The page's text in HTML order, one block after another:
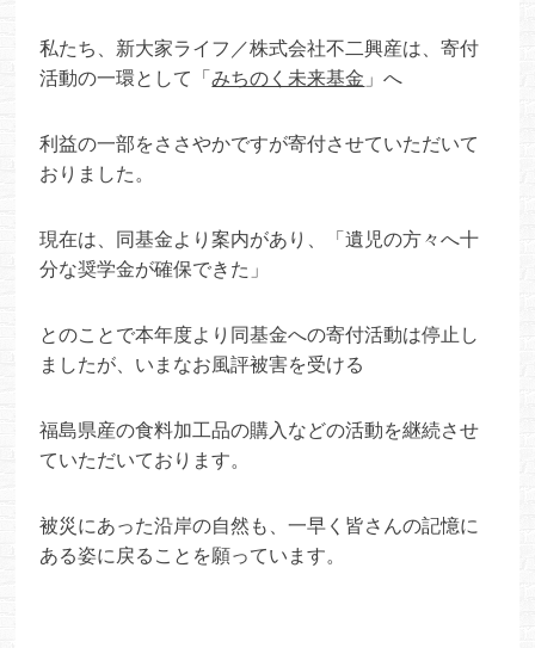
私たち、新大家ライフ／株式会社不二興産は、寄付
活動の一環として「みちのく未来基金 」へ
利益の一部をささやかですが寄付させていただいて
おりました。
現在は、同基金より案内があり、「遺児の方々へ十
分な奨学金が確保できた」
とのことで本年度より同基金への寄付活動は停止し
ましたが、いまなお風評被害を受ける
福島県産の食料加工品の購入などの活動を継続させ
ていただいております。
被災にあった沿岸の自然も、一早く皆さんの記憶に
ある姿に戻ることを願っています。